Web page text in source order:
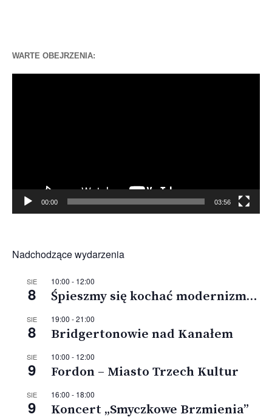
WARTE OBEJRZENIA:
00:00 03:56
Nadchodzące wydarzenia
SIE
8
10:00 - 12:00
Śpieszmy się kochać modernizm…
SIE
8
19:00 -21:00
Bridgertonowie nad Kanałem
SIE
9
10:00 - 12:00
Fordon – Miasto Trzech Kultur
SIE
9
16:00 - 18:00
Koncert „Smyczkowe Brzmienia”